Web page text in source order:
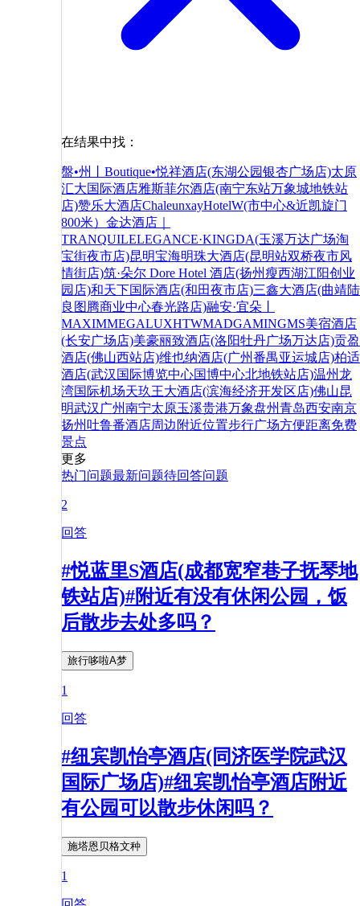
在结果中找：
盤•州丨Boutique•悦祥酒店(东湖公园银杏广场店)太原
汇大国际酒店雅斯菲尔酒店(南宁东站万象城地铁站
店)赞乐大酒店ChaleunxayHotelW(市中心&近凯旋门
800米） 金达酒店｜
TRANQUILELEGANCE·KINGDA(玉溪万达广场淘
宝街夜市店)昆明宝海明珠大酒店(昆明站双桥夜市风
情街店)筑·朵尔 Dore Hotel 酒店(扬州瘦西湖江阳创业
园店)和天下国际酒店(和田夜市店)三鑫大酒店(曲靖陆
良图腾商业中心春光路店)融安·宜朵丨
MAXIMMEGALUXHTWMADGAMINGMS美宿酒店
(长安广场店)美豪丽致酒店(洛阳牡丹广场万达店)贡盈
酒店(佛山西站店)维也纳酒店(广州番禺亚运城店)柏适
酒店(武汉国际博览中心国博中心北地铁站店)温州龙
湾国际机场天玖王大酒店(滨海经济开发区店)佛山昆
明武汉 广州南宁太原玉溪贵港万象盘州青岛西安南京
扬州 吐鲁番酒店周边 附近位置步行广场方便距离免费
景点
更多
热门问题最新问题待回答问题
2
回答
#悦蓝里S酒店(成都宽窄巷子抚琴地
铁站店)#附近有没有休闲公园，饭
后散步去处多吗？
旅行哆啦A梦
1
回答
#纽宾凯怡亭酒店(同济医学院武汉
国际广场店)#纽宾凯怡亭酒店附近
有公园可以散步休闲吗？
施塔恩贝格文种
1